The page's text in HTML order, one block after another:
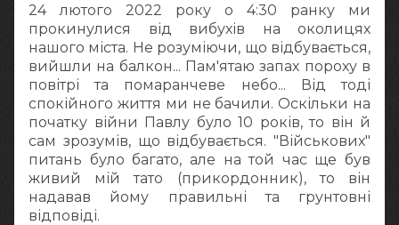
24 лютого 2022 року о 4:30 ранку ми
прокинулися від вибухів на околицях
нашого міста. Не розуміючи, що відбувається,
вийшли на балкон... Пам'ятаю запах пороху в
повітрі та помаранчеве небо... Від тоді
спокійного життя ми не бачили. Оскільки на
початку війни Павлу було 10 років, то він й
сам зрозумів, що відбувається. "Військових"
питань було багато, але на той час ще був
живий мій тато (прикордонник), то він
надавав йому правильні та грунтовні
відповіді.